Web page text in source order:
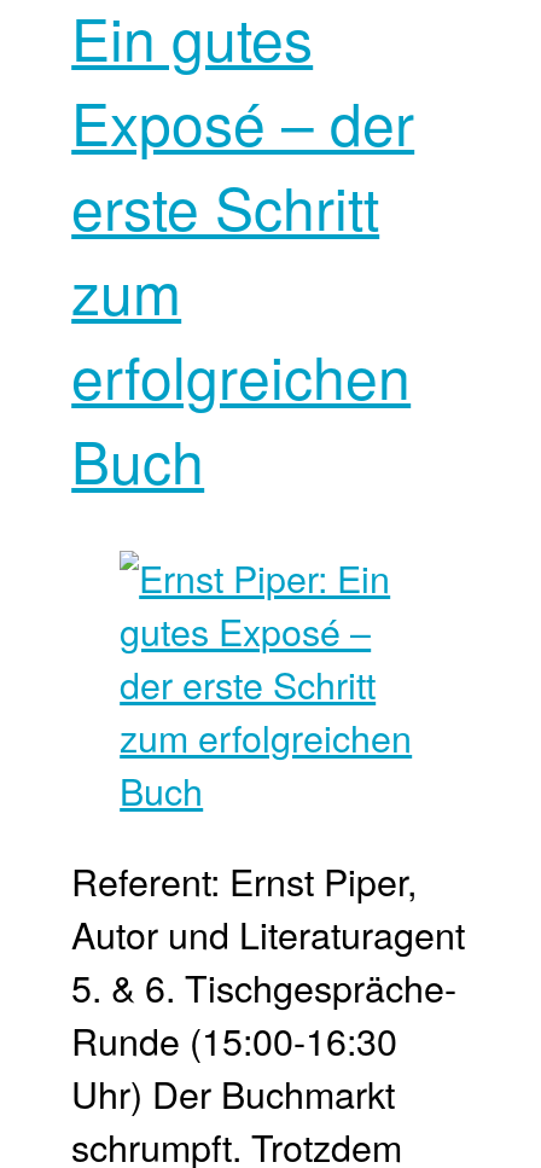
Ein gutes
Exposé – der
erste Schritt
zum
erfolgreichen
Buch
Referent: Ernst Piper,
Autor und Literaturagent
5. & 6. Tischgespräche-
Runde (15:00-16:30
Uhr) Der Buchmarkt
schrumpft. Trotzdem